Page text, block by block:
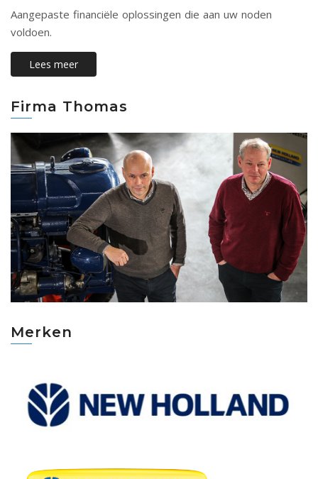
Aangepaste financiële oplossingen die aan uw noden
voldoen.
Lees meer
Firma Thomas
Merken